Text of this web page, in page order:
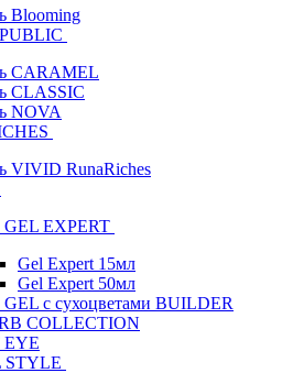
Blooming
CARAMEL
CLASSIC
NOVA
VIVID RunaRiches
EXPERT
Gel Expert 15мл
Gel Expert 50мл
с сухоцветами BUILDER
COLLECTION
EYE
STYLE